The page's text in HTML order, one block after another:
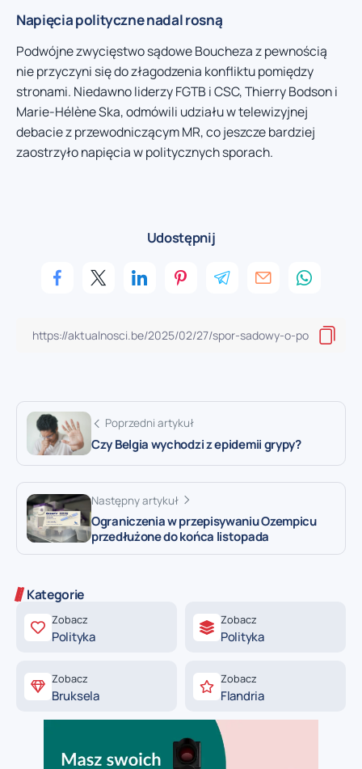
Napięcia polityczne nadal rosną
Podwójne zwycięstwo sądowe Boucheza z pewnością
nie przyczyni się do złagodzenia konfliktu pomiędzy
stronami. Niedawno liderzy FGTB i CSC, Thierry Bodson i
Marie-Hélène Ska, odmówili udziału w telewizyjnej
debacie z przewodniczącym MR, co jeszcze bardziej
zaostrzyło napięcia w politycznych sporach.
Udostępnij
Poprzedni artykuł
Czy Belgia wychodzi z epidemii grypy?
Następny artykuł
Ograniczenia w przepisywaniu Ozempicu
przedłużone do końca listopada
Kategorie
Zobacz
Polityka
Zobacz
Polityka
Zobacz
Bruksela
Zobacz
Flandria